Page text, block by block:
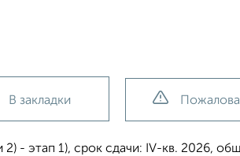
В закладки
- этап 1), срок сдачи: IV-кв. 2026,